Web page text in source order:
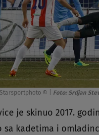
© Foto: Srdjan
je skinuo 2017.
sa kadetima i